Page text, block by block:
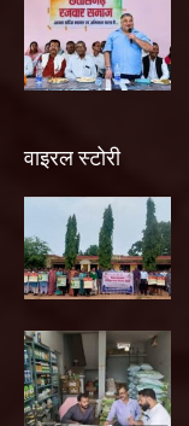
वाइरल स्टोरी